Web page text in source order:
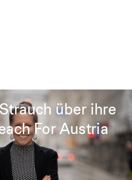
über ihre
For Austria